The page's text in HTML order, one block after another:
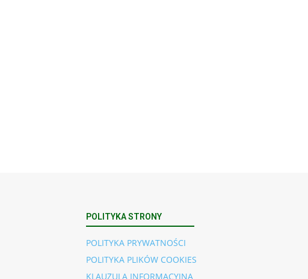
POLITYKA STRONY
POLITYKA PRYWATNOŚCI
POLITYKA PLIKÓW COOKIES
KLAUZULA INFORMACYJNA